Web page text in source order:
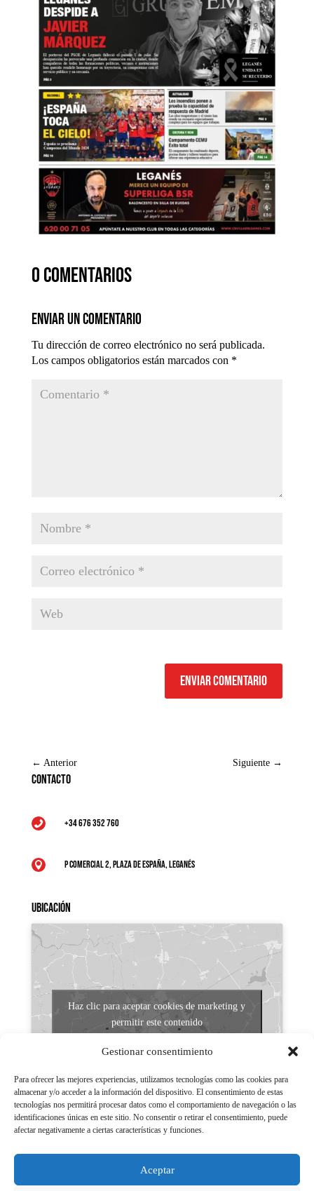
Gestionar consentimiento
Para ofrecer las mejores experiencias, utilizamos tecnologías como las cookies para
almacenar y/o acceder a la información del dispositivo. El consentimiento de estas
tecnologías nos permitirá procesar datos como el comportamiento de navegación o las
identificaciones únicas en este sitio. No consentir o retirar el consentimiento, puede
afectar negativamente a ciertas características y funciones.
Aceptar
0 comentarios
Enviar un comentario
Tu dirección de correo electrónico no será publicada.
Los campos obligatorios están marcados con *
Enviar comentario
← Anterior Siguiente →
Contacto
 +34 676 352 760
 P Comercial 2, Plaza de España, Leganés
Ubicación
Haz clic para aceptar cookies de marketing y
permitir este contenido
Aviso legal